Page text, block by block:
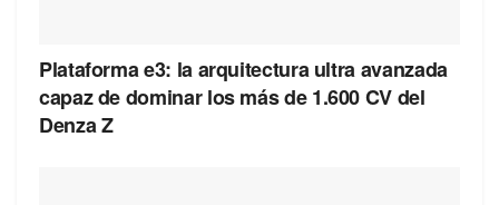
Plataforma e3: la arquitectura ultra avanzada
capaz de dominar los más de 1.600 CV del
Denza Z